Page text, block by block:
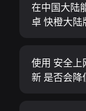
在中国大陆
卓 快橙大陆
使用 安全
新 是否会降